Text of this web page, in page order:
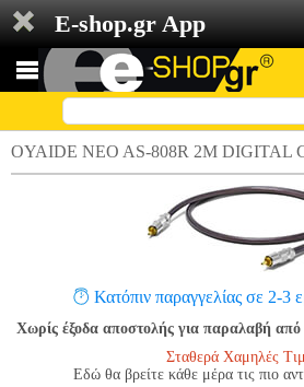
E-shop.gr App
OYAIDE NEO AS-808R 2M DIGITAL
Κατόπιν παραγγελίας σε 2-3
Χωρίς έξοδα αποστολής για παραλαβή
Σταθερά Χαμηλές
Εδώ θα βρείτε κάθε μέρα τις πιο